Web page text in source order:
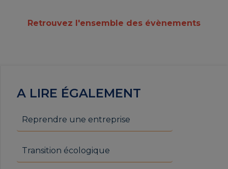
Retrouvez l'ensemble des évènements
A LIRE ÉGALEMENT
Reprendre une entreprise
Transition écologique